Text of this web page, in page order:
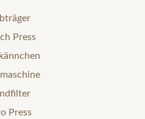
Press
Press